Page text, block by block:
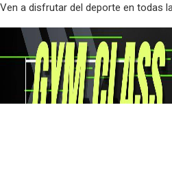
Ven a disfrutar del deporte en todas